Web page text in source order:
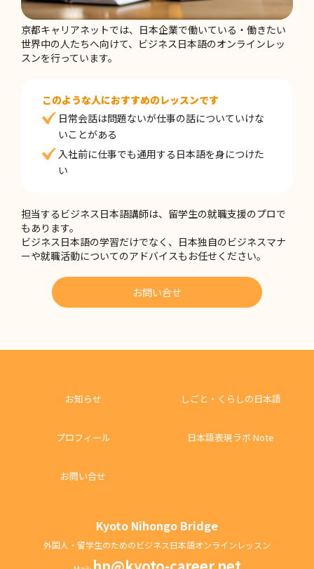
京都キャリアネットでは、日本企業で働いている・働きたい
世界中の人たちへ向けて、ビジネス日本語のオンラインレッ
スンを行っています。
このような人におすすめのレッスンです
日常会話は問題ないが仕事の話についていけな
いことがある
入社前に仕事でも通用する日本語を身につけた
い
担当するビジネス日本語講師は、留学生の就職支援のプロで
もあります。
ビジネス日本語の学習だけでなく、日本独自のビジネスマナ
ーや就職活動についてのアドバイスもお任せください。
お問い合せ
お知らせ しごと・くらしの日本語
プロフィール 日本語表現ラボ Note
お問い合せ
Kyoto Nihongo Bridge
外国人・留学生のためのビジネス日本語オンラインレッスン